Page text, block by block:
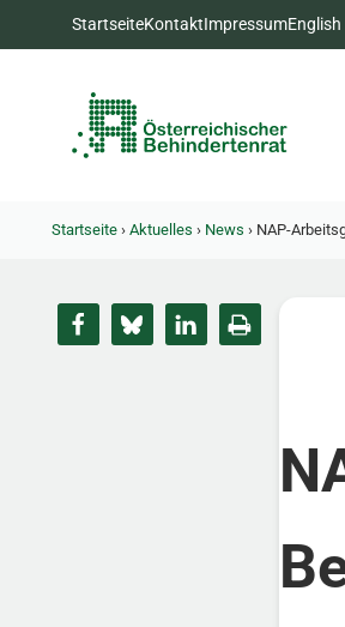
Zum Inhalt springen
Zur Hauptnavigation springen
Zum Footer springen
StartseiteKontaktImpressumEnglish
Startseite › Aktuelles › News ›NAP-